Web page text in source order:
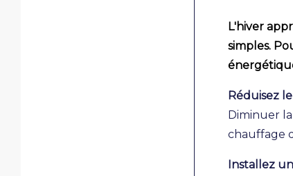
L'hiver
simples.
Réduisez
Diminuer
chauffage
Installez